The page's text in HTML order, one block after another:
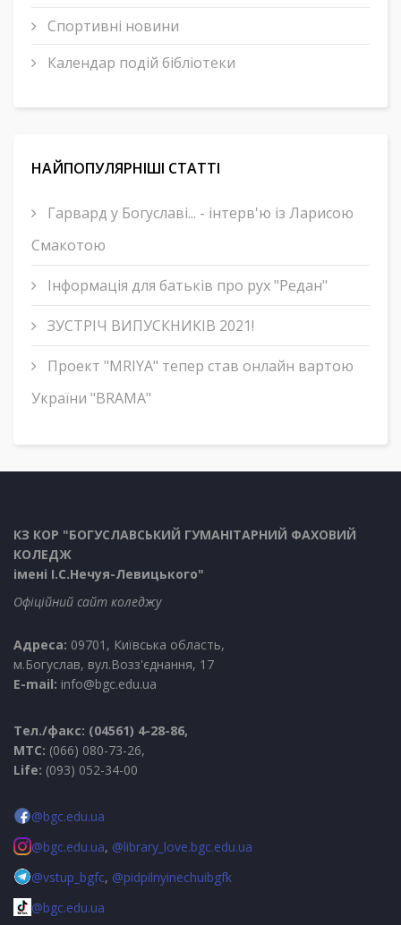
Спортивні новини
Календар подій бібліотеки
НАЙПОПУЛЯРНІШІ СТАТТІ
Гарвард у Богуславі... - інтерв'ю із Ларисою
Смакотою
Інформація для батьків про рух "Редан"
ЗУСТРІЧ ВИПУСКНИКІВ 2021!
Проект "MRIYA" тепер став онлайн вартою
України "BRAMA"
КЗ КОР "БОГУСЛАВСЬКИЙ ГУМАНІТАРНИЙ ФАХОВИЙ
КОЛЕДЖ
імені І.С.Нечуя-Левицького"
Офіційний сайт коледжу
Адреса: 09701, Київська область,
м.Богуслав, вул.Возз'єднання, 17
E-mail: info@bgc.edu.ua
Тел./факс: (04561) 4-28-86,
МТС: (066) 080-73-26,
Life: (093) 052-34-00
@bgc.edu.ua
@bgc.edu.ua, @library_love.bgc.edu.ua
@vstup_bgfc, @pidpilnyinechuibgfk
@bgc.edu.ua